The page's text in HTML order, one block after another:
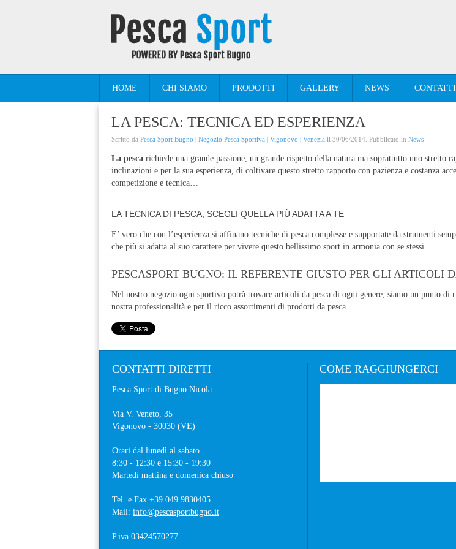
HOME CHI SIAMO PRODOTTI GALLERY NEWS CONTATTI
LA PESCA: TECNICA ED ESPERIENZA
Scritto da Pesca Sport Bugno | Negozio Pesca Sportiva | Vigonovo | Venezia il 30/06/2014 . Pubblicato in News
La pesca richiede una grande passione, un grande rispetto della natura ma soprattutto uno stretto
inclinazioni e per la sua esperienza, di coltivare questo stretto rapporto con pazienza e costanza
competizione e tecnica…
LA TECNICA DI PESCA, SCEGLI QUELLA PIÙ ADATTA A TE
E’ vero che con l’esperienza si affinano tecniche di pesca complesse e supportate da strumenti
che più si adatta al suo carattere per vivere questo bellissimo sport in armonia con se stessi.
PESCASPORT BUGNO: IL REFERENTE GIUSTO PER GLI ARTICOLI
Nel nostro negozio ogni sportivo potrà trovare articoli da pesca di ogni genere, siamo un punto di
nostra professionalità e per il ricco assortimenti di prodotti da pesca.
CONTATTI DIRETTI
Pesca Sport di Bugno Nicola
Via V. Veneto, 35
Vigonovo - 30030 (VE)
Orari dal lunedì al sabato
8:30 - 12:30 e 15:30 - 19:30
Martedì mattina e domenica chiuso
Tel. e Fax +39 049 9830405
Mail: info@pescasportbugno.it
P.iva 03424570277
COME RAGGIUNGERCI